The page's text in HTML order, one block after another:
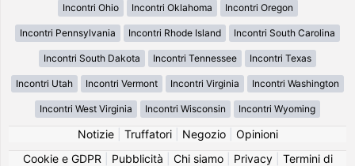
Incontri Ohio Incontri Oklahoma Incontri Oregon
Incontri Pennsylvania Incontri Rhode Island Incontri South Carolina
Incontri South Dakota Incontri Tennessee Incontri Texas
Incontri Utah Incontri Vermont Incontri Virginia Incontri Washington
Incontri West Virginia Incontri Wisconsin Incontri Wyoming
Notizie| Truffatori| Negozio| Opinioni
Cookie e GDPR
Pubblicità Chi siamo| Privacy| Termini di